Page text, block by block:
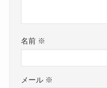
名前 ※
メール ※